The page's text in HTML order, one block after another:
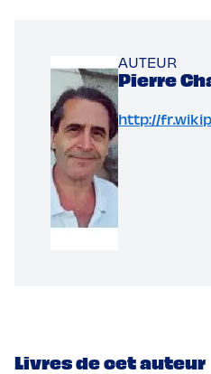
AUTEUR
Pierre
http://
Livres de cet auteur